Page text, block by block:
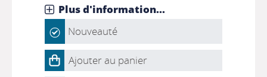
Plus d'information...
Nouveauté
Ajouter au panier